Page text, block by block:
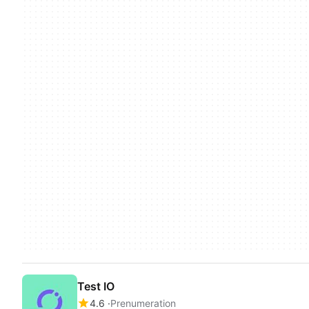
Test IO
4.6 Prenumeration